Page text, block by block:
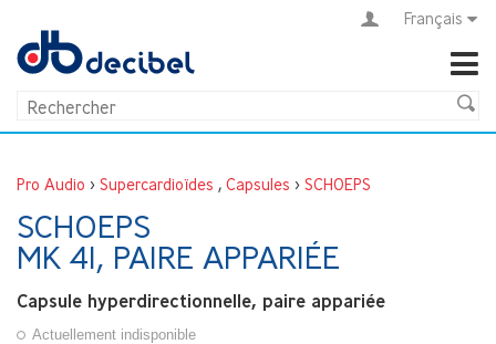
Français
Pro Audio > Supercardioïdes , Capsules > SCHOEPS
SCHOEPS
MK 41, PAIRE APPARIÉE
Capsule hyperdirectionnelle, paire appariée
Actuellement indisponible